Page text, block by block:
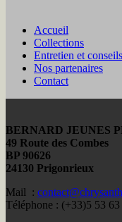
Accueil
Collections
Entretien et conseils
Nos partenaires
Contact
BERNARD JEUNES
49 Route des Combes
BP 90626
24130 Prigonrieux
Mail :
Téléphone : (+33)5 53 63